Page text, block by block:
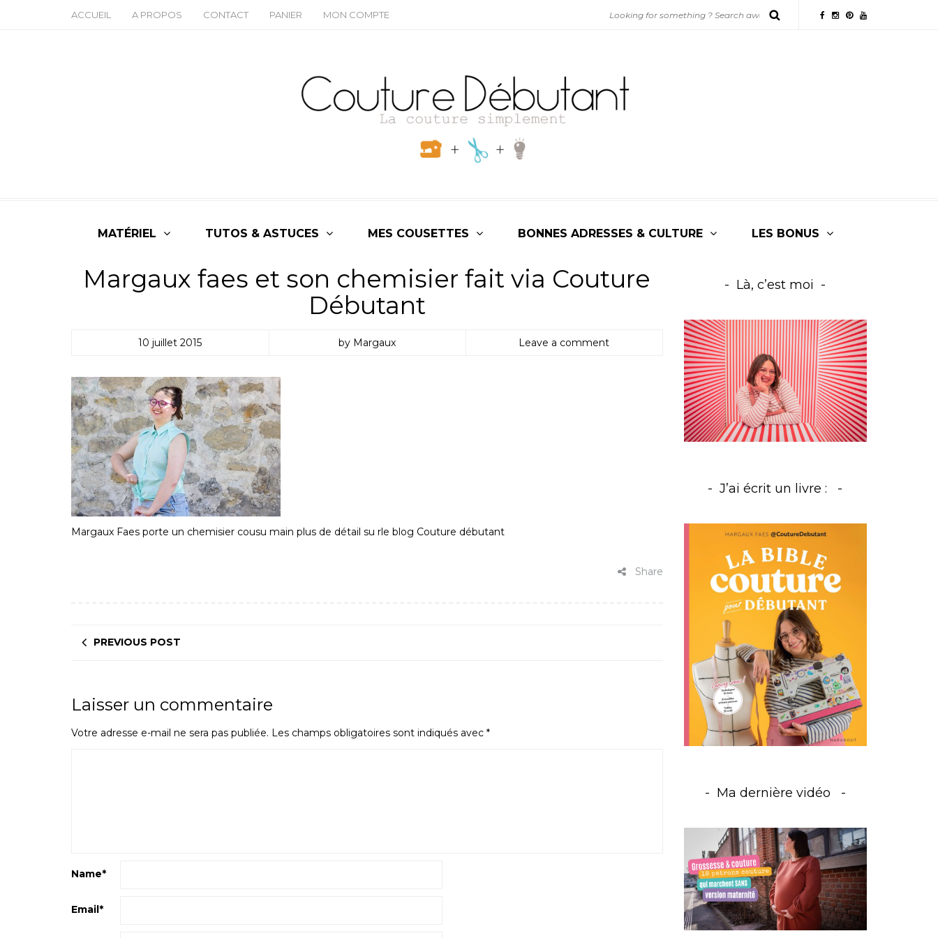
ACCUEIL A PROPOS CONTACT PANIER MON COMPTE
MATÉRIEL TUTOS & ASTUCES MES COUSETTES BONNES ADRESSES & CULTURE LES BONUS
Margaux faes et son chemisier fait via Couture
Débutant
10 juillet 2015 by Margaux Leave a comment
Margaux Faes porte un chemisier cousu main plus de détail su rle blog Couture débutant
Share
PREVIOUS POST
Laisser un commentaire
Votre adresse e-mail ne sera pas publiée. Les champs obligatoires sont indiqués avec *
Name*
Email*
Là, c’est moi
J’ai écrit un livre :
Ma dernière vidéo